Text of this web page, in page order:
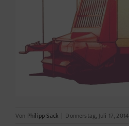
Von Philipp Sack | Donnerstag, Juli 17, 2014